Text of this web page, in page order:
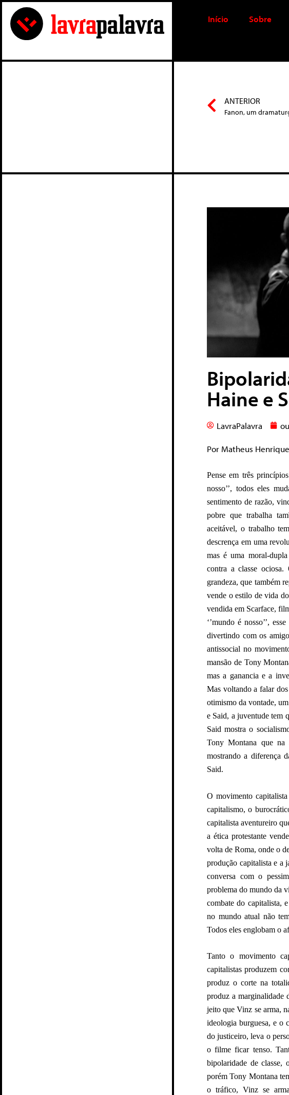
Início Sobre
ANTERIOR
Fanon, um
Haine e
LavraPalavra
Por Matheus
Pense em três
nosso’’, todos eles
sentimento de razão,
pobre que trabalha
aceitável, o trabalho
descrença em uma
mas é uma moral-
contra a classe
grandeza, que também
vende o estilo de vida
vendida em Scarface,
‘’mundo é nosso’’,
divertindo com os
antissocial no
mansão de Tony
mas a ganancia e a
Mas voltando a falar
otimismo da vontade,
e Said, a juventude tem
Said mostra o
Tony Montana que na
mostrando a diferença
Said.
O movimento
capitalismo, o
capitalista aventureiro
a ética protestante
volta de Roma, onde o
produção capitalista e a
conversa com o
problema do mundo da
combate do capitalista,
no mundo atual não
Todos eles englobam o
Tanto o movimento
capitalistas produzem
produz o corte na
produz a marginalidade
jeito que Vinz se arma,
ideologia burguesa, e o
do justiceiro, leva o
o filme ficar tenso.
bipolaridade de classe,
porém Tony Montana
o tráfico, Vinz se